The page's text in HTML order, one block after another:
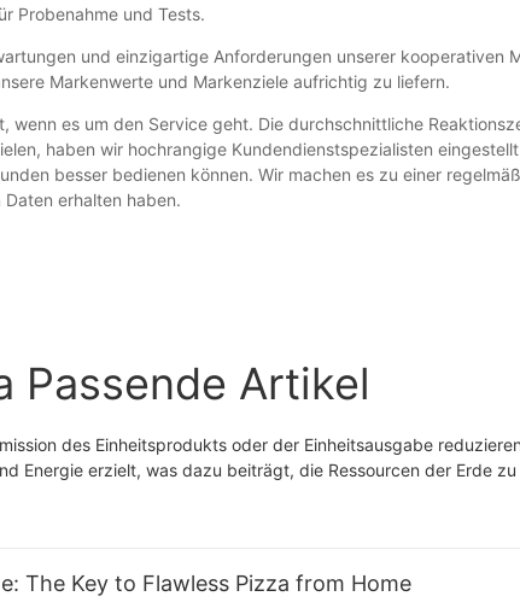
Probenahme und Tests.
und einzigartige Anforderungen unserer
Markenwerte und Markenziele aufrichtig zu liefern.
wenn es um den Service geht. Die durchschnittliche
haben wir hochrangige Kundendienstspezialisten
besser bedienen können. Wir machen es zu einer
erhalten haben.
Passende Artikel
des Einheitsprodukts oder der Einheitsausgabe
Energie erzielt, was dazu beiträgt, die Ressourcen der Erde zu
The Key to Flawless Pizza from Home